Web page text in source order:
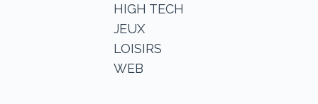
HIGH TECH
JEUX
LOISIRS
WEB